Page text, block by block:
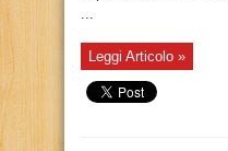
...
Leggi Articolo »